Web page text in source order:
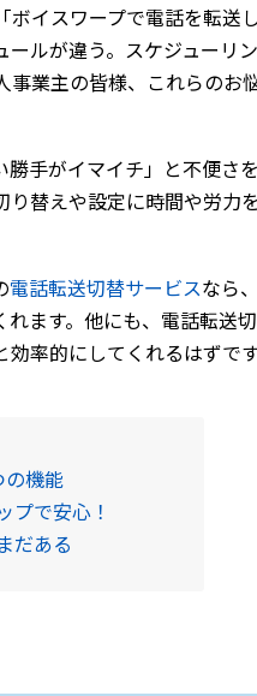
イスワープで電話を転送し
ルが違う。スケジューリ
業主の皆様、これらのお
手がイマイチ」と不便さ
替えや設定に時間や労力を
電話転送切替サービスなら
ます。他にも、電話転送
率的にしてくれるはずです
機能
プで安心！
だある